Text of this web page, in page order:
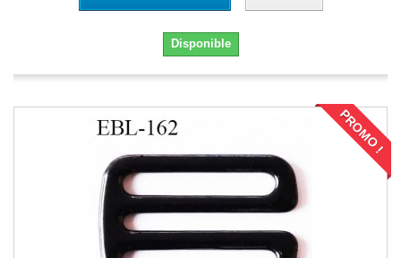
Disponible
PROMO !